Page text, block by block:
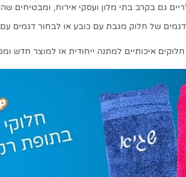
גם בקרב בתי מלון ועסקי אירוח,
דגמים של חלוק מגבת עם כובע או לבחור דגמים
איכותיים למתנה ייחודית או למוצר חדש